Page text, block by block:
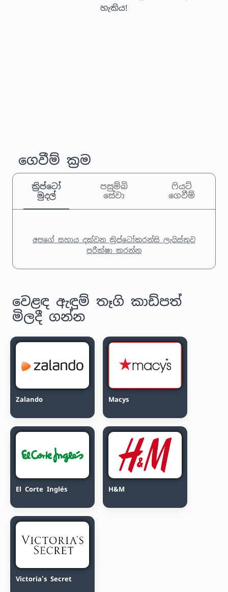
හැකිය!
ගෙවීම් ක්‍රම
ක්‍රිප්ටෝ
මුදල්
පසුම්බි
සේවා
ෆියට්
ගෙවීම්
අපගේ සහාය දක්වන ක්‍රිප්ටෝකරන්සි ලැයිස්තුව
පරීක්ෂා කරන්න
වෙළඳ ඇඳුම් තෑගි කාඩ්පත්
මිලදී ගන්න
Zalando Macys
El Corte Inglés H&M
Victoria's Secret